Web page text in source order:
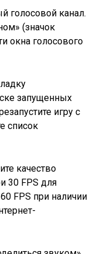
голосовой канал.
(значок
окна голосового
запущенных
игру с
список
качество
30 FPS для
FPS при наличии